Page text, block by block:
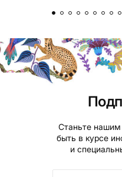
Станьте
быть в курсе
и